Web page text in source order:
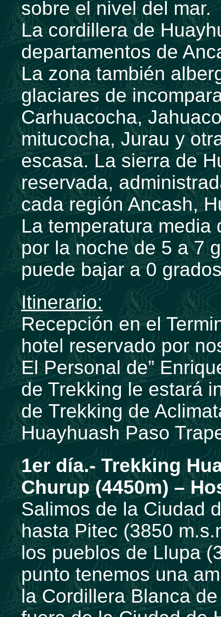
sobre el nivel del mar.
La cordillera de
departamentos de
La zona también
glaciares de
Carhuacocha,
mitucocha, Jurau y
escasa. La sierra de
reservada,
cada región Ancash,
La temperatura
por la noche de 5 a 7
puede bajar a 0
Itinerario:
Recepción en el
hotel reservado por
El Personal de”
de Trekking le estará
de Trekking de
Huayhuash Paso
1er día.- Trekking
Churup (4450m) –
Salimos de la Ciudad
hasta Pitec (3850
los pueblos de Llupa
punto tenemos una
la Cordillera Blanca